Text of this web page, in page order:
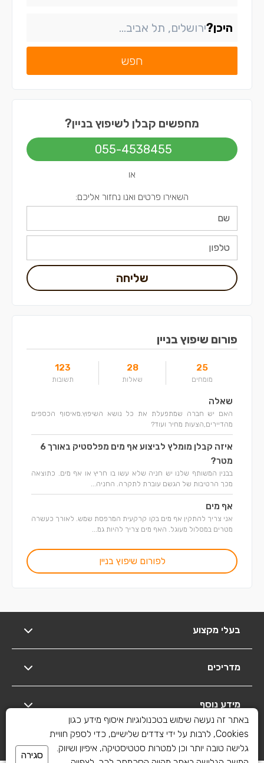
היכן?
חפש
מחפשים קבלן לשיפוץ בניין?
055-4538455
או
השאירו פרטים ואנו נחזור אליכם:
שליחה
פורום שיפוץ בניין
25
מומחים
28
שאלות
123
תשובות
שאלה
האם יש חברה שמתפעלת את כל נושא השיפוץ.מאיסוף הכספים
מהדיירים,הצעות מחיר ועוד?
איזה קבלן מומלץ לביצוע אף מים מפלסטיק באורך 6
מטר?
בבנין המשותף שלנו יש חניה שלא עשו בו חריץ או אף מים. כתוצאה
מכך הרטיבות של הגשם עוברת לתקרה. החניה...
אף מים
אני צריך להתקין אף מים בקו קרקעית המרפסת שמש. לאורך כעשרה
מטרים במסלול מעוגל. האף מים צריך להיות גמ...
לפורום שיפוץ בניין
בעלי מקצוע
מדריכים
מידע נוסף
יצירת קשר
באתר זה נעשה שימוש בטכנולוגיות איסוף מידע כגון
Cookies, לרבות על ידי צדדים שלישיים, כדי לספק חוויית
גלישה טובה יותר וכן למטרות סטטיסטיקה, איפיון ושיווק.
סגירה